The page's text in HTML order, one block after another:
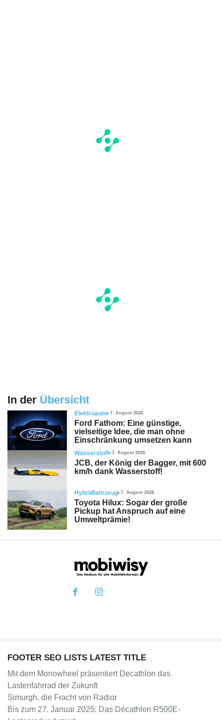
In der Übersicht
Elektroauto 7. August 2026
Ford Fathom: Eine günstige,
vielseitige Idee, die man ohne
Einschränkung umsetzen kann
Wasserstoff 7. August 2026
JCB, der König der Bagger, mit 600
km/h dank Wasserstoff!
Hybridfahrzeug 7. August 2026
Toyota Hilux: Sogar der große
Pickup hat Anspruch auf eine
Umweltprämie!
FOOTER SEO LISTS LATEST TITLE
Mit dem Monowheel präsentiert Decathlon das
Lastenfahrrad der Zukunft
Simurgh, die Fracht von Radior
Bis zum 27. Januar 2025: Das Décathlon R500E-